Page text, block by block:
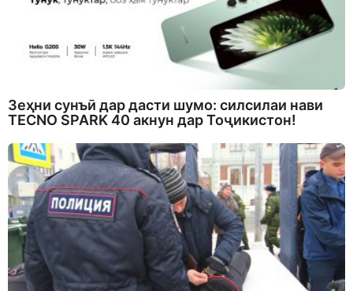
Зеҳни сунъӣ дар дасти шумо: силсилаи нави
TECNO SPARK 40 акнун дар Тоҷикистон!